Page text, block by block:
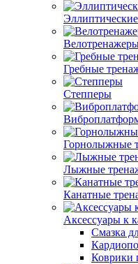
Гребные
Степперы
Горнолыжные
Лыжные
Канатные
Аксессуары к
Смазка
Коврики